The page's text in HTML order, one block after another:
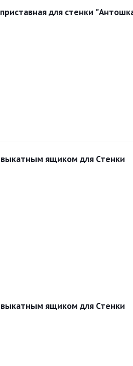
для стенки
выкатным ящиком для Стенки
выкатным ящиком для Стенки